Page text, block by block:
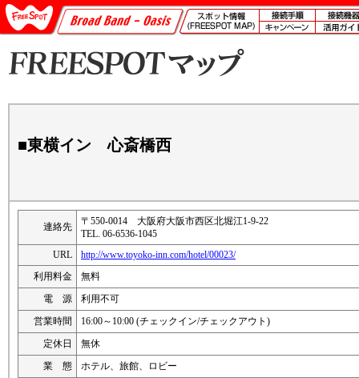
■東横イン 心斎橋西
連絡先
〒550-0014 大阪府大阪市西区北堀江1-9-22
TEL. 06-6536-1045
URL
http://www.toyoko-inn.com/hotel/00023/
利用料金
無料
電 源
利用不可
営業時間
16:00～10:00 (チェックイン/チェックアウト)
定休日
無休
業 態
ホテル、旅館、ロビー